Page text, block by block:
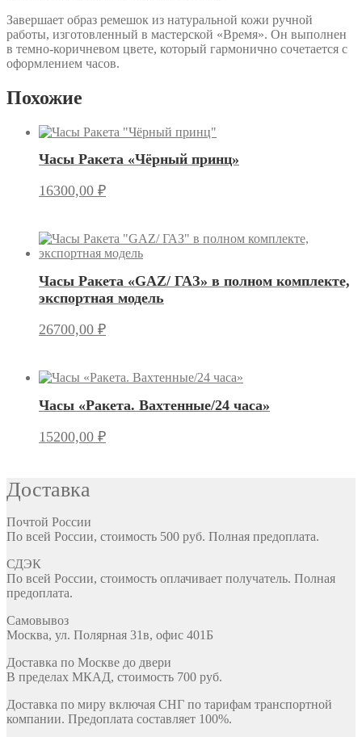
Завершает образ ремешок из натуральной кожи ручной
работы, изготовленный в мастерской «Время». Он выполнен
в темно-коричневом цвете, который гармонично сочетается с
оформлением часов.
Похожие
Часы Ракета «Чёрный принц»
16300,00 ₽
Часы Ракета «GAZ/ ГАЗ» в полном комплекте,
экспортная модель
26700,00 ₽
Часы «Ракета. Вахтенные/24 часа»
15200,00 ₽
Доставка
Почтой России
По всей России, стоимость 500 руб. Полная предоплата.
СДЭК
По всей России, стоимость оплачивает получатель. Полная
предоплата.
Самовывоз
Москва, ул. Полярная 31в, офис 401Б
Доставка по Москве до двери
В пределах МКАД, стоимость 700 руб.
Доставка по миру включая СНГ по тарифам транспортной
компании. Предоплата составляет 100%.